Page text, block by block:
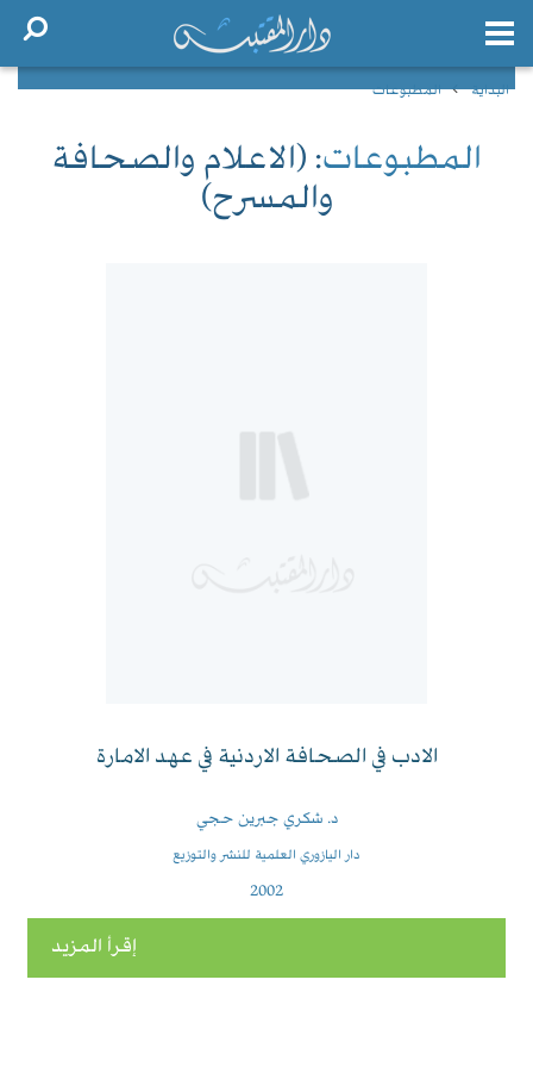
البداية المطبوعات
المطبوعات: (الاعلام والصحافة
والمسرح)
الادب في الصحافة الاردنية في عهد الامارة
د. شكري جبرين حجي
دار اليازوري العلمية للنشر والتوزيع
2002
إقرأ المزيد